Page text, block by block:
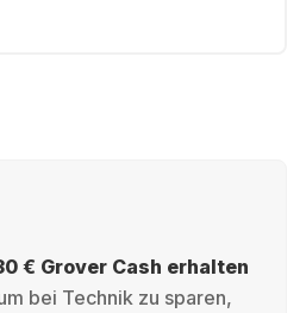
€ Grover Cash erhalten
bei Technik zu sparen,